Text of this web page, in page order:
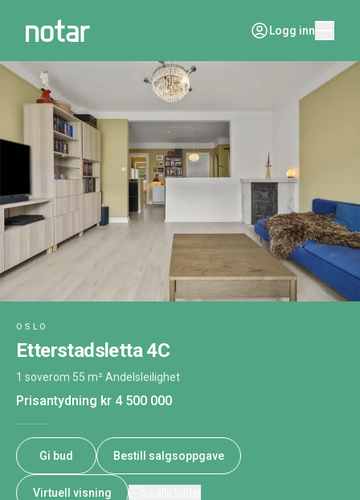
Logg inn
OSLO
Etterstadsletta 4C
1 soverom·55 m²·Andelsleilighet
Prisantydning kr 4 500 000
Gi bud Bestill salgsoppgave
Virtuell visning